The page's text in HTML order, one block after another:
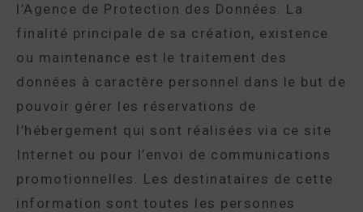
l’Agence de Protection des Données. La
finalité principale de sa création, existence
ou maintenance est le traitement des
données à caractère personnel dans le but de
pouvoir gérer les réservations de
l’hébergement qui sont réalisées via ce site
Internet ou pour l’envoi de communications
promotionnelles. Les destinataires de cette
information sont toutes les personnes